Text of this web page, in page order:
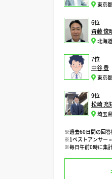
東京都
6位
齊藤 俊
北海道
7位
中谷 豊
東京都
9位
松崎 充
埼玉県
※過去60日間の回答
※1ベストアンサー
※毎日午前0時に集